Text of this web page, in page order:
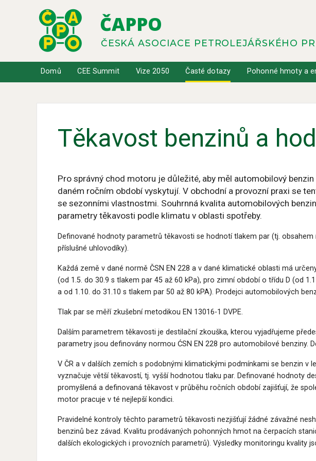
ČAPPO
ČESKÁ ASOCIACE PETROLEJÁŘSKÉHO
Domů CEE Summit Vize 2050 Časté dotazy Pohonné hmoty a
Těkavost benzinů a
Pro správný chod motoru je důležité, aby měl automobilový
daném ročním období vyskytují. V obchodní a provozní praxi se
se sezonními vlastnostmi. Souhrnná kvalita automobilových
parametry těkavosti podle klimatu v oblasti spotřeby.
Definované hodnoty parametrů těkavosti se hodnotí tlakem par (tj.
příslušné uhlovodíky).
Každá země v dané normě ČSN EN 228 a v dané klimatické oblasti má
(od 1.5. do 30.9 s tlakem par 45 až 60 kPa), pro zimní období o třídu D (od
a od 1.10. do 31.10 s tlakem par 50 až 80 kPA). Prodejci automobilových
Tlak par se měří zkušební metodikou EN 13016-1 DVPE.
Dalším parametrem těkavosti je destilační zkouška, kterou vyjadřujeme
parametry jsou definovány normou ĆSN EN 228 pro automobilové benziny.
V ČR a v dalších zemích s podobnými klimatickými podmínkami se benzin
vyznačuje větší těkavostí, tj. vyšší hodnotou tlaku par. Definované hodnoty
promyšlená a definovaná těkavost v průběhu ročních období zajišťují, že
motor pracuje v té nejlepší kondici.
Pravidelné kontroly těchto parametrů těkavosti nezjišťují žádné závažné
benzinů bez závad. Kvalitu prodávaných pohonných hmot na čerpacích
dalších ekologických i provozních parametrů). Výsledky monitoringu kvality